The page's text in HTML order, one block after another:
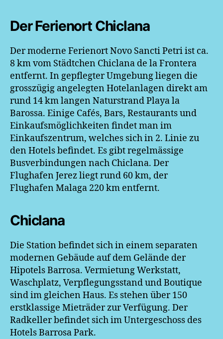
Der Ferienort Chiclana
Der moderne Ferienort Novo Sancti Petri ist ca.
8 km vom Städtchen Chiclana de la Frontera
entfernt. In gepflegter Umgebung liegen die
grosszügig angelegten Hotelanlagen direkt am
rund 14 km langen Naturstrand Playa la
Barossa. Einige Cafés, Bars, Restaurants und
Einkaufsmöglichkeiten findet man im
Einkaufszentrum, welches sich in 2. Linie zu
den Hotels befindet. Es gibt regelmässige
Busverbindungen nach Chiclana. Der
Flughafen Jerez liegt rund 60 km, der
Flughafen Malaga 220 km entfernt.
Chiclana
Die Station befindet sich in einem separaten
modernen Gebäude auf dem Gelände der
Hipotels Barrosa. Vermietung Werkstatt,
Waschplatz, Verpflegungsstand und Boutique
sind im gleichen Haus. Es stehen über 150
erstklassige Mieträder zur Verfügung. Der
Radkeller befindet sich im Untergeschoss des
Hotels Barrosa Park.